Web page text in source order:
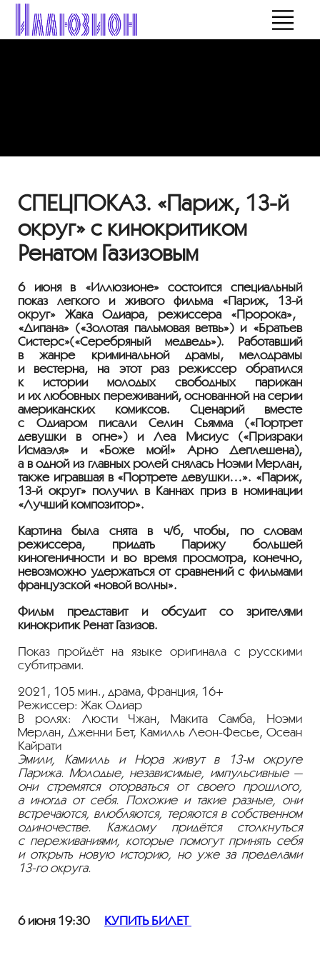
СПЕЦПОКАЗ. «Париж, 13-й
округ» с кинокритиком
Ренатом Газизовым
6 июня в «Иллюзионе» состоится специальный
показ легкого и живого фильма «Париж, 13-й
округ» Жака Одиара, режиссера «Пророка»,
«Дипана» («Золотая пальмовая ветвь») и «Братьев
Систерс»(«Серебряный медведь»). Работавший
в жанре криминальной драмы, мелодрамы
и вестерна, на этот раз режиссер обратился
к истории молодых свободных парижан
и их любовных переживаний, основанной на серии
американских комиксов. Сценарий вместе
с Одиаром писали Селин Сьямма («Портрет
девушки в огне») и Леа Мисиус («Призраки
Исмаэля» и «Боже мой!» Арно Деплешена),
а в одной из главных ролей снялась Ноэми Мерлан,
также игравшая в «Портрете девушки…». «Париж,
13-йокруг» получил в Каннах приз в номинации
«Лучший композитор».
Картина была снята в ч/б, чтобы, по словам
режиссера, придать Парижу большей
киногеничности и во время просмотра, конечно,
невозможно удержаться от сравнений с фильмами
французской «новой волны».
Фильм представит и обсудит со зрителями
кинокритик Ренат Газизов.
Показ пройдёт на языке оригинала с русскими
субтитрами.
2021, 105 мин., драма, Франция, 16+
Режиссер: Жак Одиар
В ролях: Люсти Чжан, Макита Самба, Ноэми
Мерлан, Дженни Бет, Камилль Леон-Фесье, Осеан
Кайрати
Эмили, Камилль и Нора живут в
13-мокруге
Парижа. Молодые, независимые, импульсивные —
они стремятся оторваться от своего прошлого,
а иногда от себя. Похожие и такие разные, они
встречаются, влюбляются, теряются в собственном
одиночестве. Каждому придётся столкнуться
с переживаниями, которые помогут принять себя
и открыть новую историю, но уже за пределами
13-гоокруга.
6 июня 19:30 КУПИТЬ БИЛЕТ